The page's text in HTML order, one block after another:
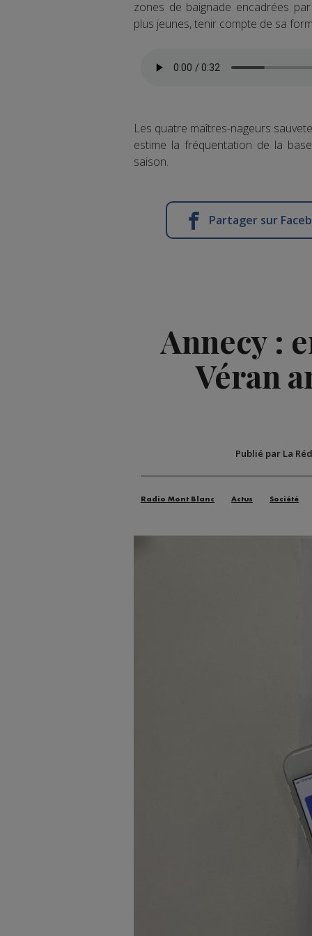
zones de baignade encadrées
plus jeunes, tenir compte de sa
Les quatre maîtres-nageurs
estime la fréquentation de la
saison.
Partager sur
Annecy :
Véran
Publié par La
Radio Mont Blanc Actus Société